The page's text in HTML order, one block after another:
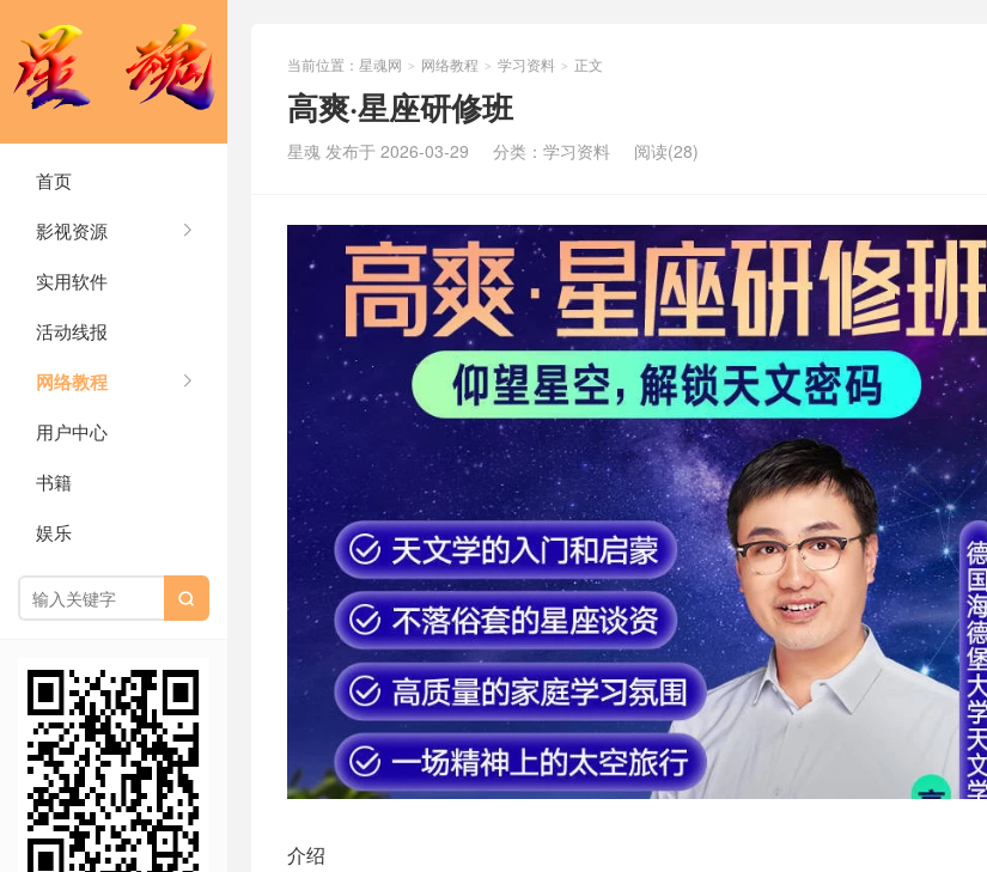
首页
影视资源
实用软件
活动线报
网络教程
用户中心
书籍
娱乐

当前位置： 星魂网 > 网络教程 > 学习资料 > 正文
高爽·星座研修班
星魂 发布于 2026-03-29 分类： 学习资料 阅读(28)
介绍